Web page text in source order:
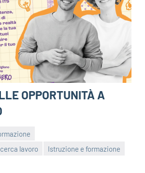
OPPORTUNITÀ A
lavoro
Istruzione e formazione